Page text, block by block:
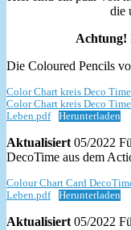
die
Achtung!
Die Coloured Pencils
Color Chart kreis Deco
Color Chart kreis Deco
Leben.pdf
Herunterladen
Aktualisiert 05/2022
DecoTime aus dem
Colour Chart Card
Leben.pdf
Herunterladen
Aktualisiert 05/2022